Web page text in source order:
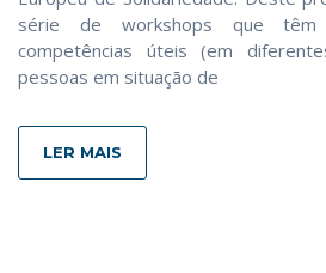
série de workshops que
competências úteis (em
pessoas em situação de
LER MAIS